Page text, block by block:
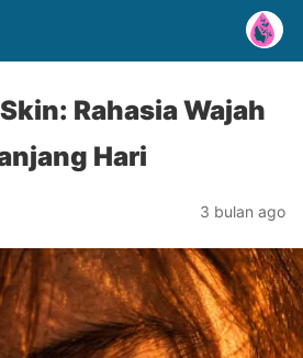
Rahasia Wajah
Hari
3 bulan ago